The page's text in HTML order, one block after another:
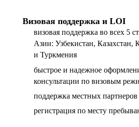
Визовая поддержка и LOI
визовая поддержка во всех 5
Азии: Узбекистан, Казахстан,
и Туркмения
быстрое и надежное
консультации по визовым
поддержка местных
регистрация по месту